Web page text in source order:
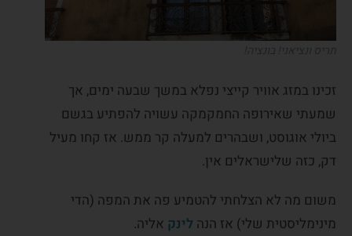
זכינו במזג אוויר קייצי נפלא במשך שבעה ימים, אך
שמעתי שאירופה החמקמקה עשויה להפתיע בגשם
ביולי אוגוסט, ושבהרים למעלה קר ממש. אז קחו מעיל
דק, כזה שלישראלים אין.
משום מה לא הצלחתי להטמיע פה את המפה (הדי
מינימליסטית שלי) אז הנה לינק אליה.